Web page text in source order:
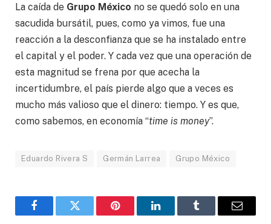
La caída de Grupo México no se quedó solo en una
sacudida bursátil, pues, como ya vimos, fue una
reacción a la desconfianza que se ha instalado entre
el capital y el poder. Y cada vez que una operación de
esta magnitud se frena por que acecha la
incertidumbre, el país pierde algo que a veces es
mucho más valioso que el dinero: tiempo. Y es que,
como sabemos, en economía “time is money”.
Eduardo Rivera S Germán Larrea Grupo México
FacebookGorjeo Pinterest LinkedInTumblr
Correo